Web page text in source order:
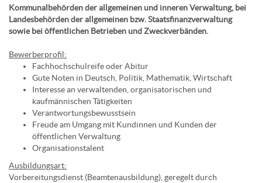
Kommunalbehörden der allgemeinen und inneren Verwaltung, bei
Landesbehörden der allgemeinen bzw. Staatsfinanzverwaltung
sowie bei öffentlichen Betrieben und Zweckverbänden.
Bewerberprofil:
Fachhochschulreife oder Abitur
Gute Noten in Deutsch, Politik, Mathematik, Wirtschaft
Interesse an verwaltenden, organisatorischen und
kaufmännischen Tätigkeiten
Verantwortungsbewusstsein
Freude am Umgang mit Kundinnen und Kunden der
öffentlichen Verwaltung
Organisationstalent
Ausbildungsart:
Vorbereitungsdienst (Beamtenausbildung), geregelt durch